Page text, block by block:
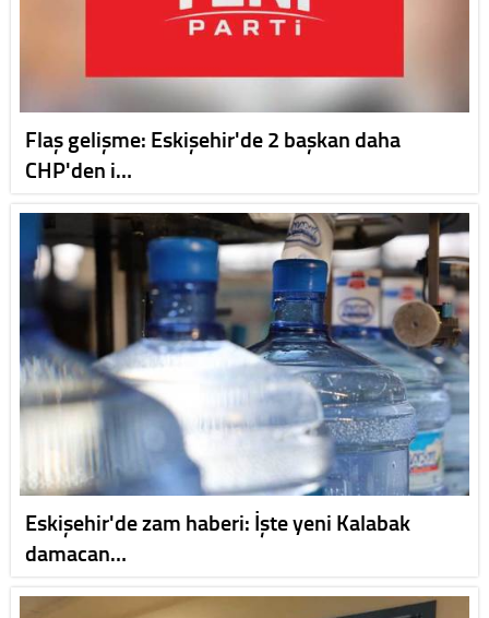
Flaş gelişme: Eskişehir'de 2 başkan daha
CHP'den i…
Eskişehir'de zam haberi: İşte yeni Kalabak
damacan…